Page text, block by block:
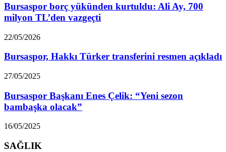
Bursaspor borç yükünden kurtuldu: Ali Ay, 700
milyon TL’den vazgeçti
22/05/2026
Bursaspor, Hakkı Türker transferini resmen açıkladı
27/05/2025
Bursaspor Başkanı Enes Çelik: “Yeni sezon
bambaşka olacak”
16/05/2025
SAĞLIK